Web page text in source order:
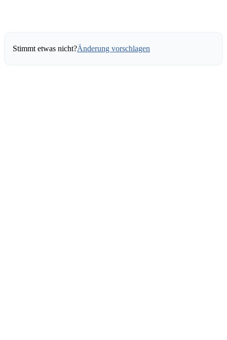
Stimmt etwas nicht?Änderung vorschlagen